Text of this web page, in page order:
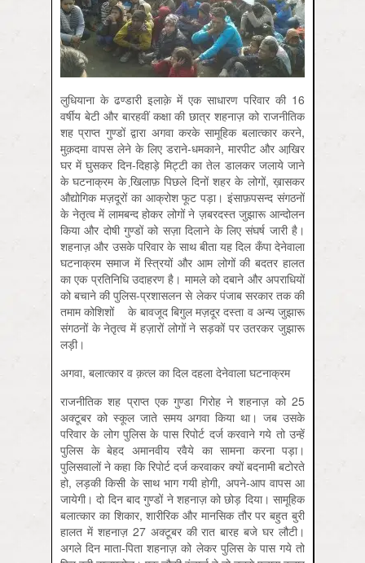
लुधियाना के ढण्डारी इलाक़े में एक साधारण परिवार की 16
वर्षीय बेटी और बारहवीं कक्षा की छात्र शहनाज़ को राजनीतिक
शह प्राप्त गुण्डों द्वारा अगवा करके सामूहिक बलात्कार करने,
मुक़दमा वापस लेने के लिए डराने-धमकाने, मारपीट और आखि़र
घर में घुसकर दिन-दिहाड़े मिट्टी का तेल डालकर जलाये जाने
के घटनाक्रम के खि़लाफ़ पिछले दिनों शहर के लोगों, ख़ासकर
औद्योगिक मज़दूरों का आक्रोश फूट पड़ा। इंसाफ़पसन्द संगठनों
के नेतृत्व में लामबन्द होकर लोगों ने ज़बरदस्त जुझारू आन्दोलन
किया और दोषी गुण्डों को सज़ा दिलाने के लिए संघर्ष जारी है।
शहनाज़ और उसके परिवार के साथ बीता यह दिल कँपा देनेवाला
घटनाक्रम समाज में स्त्रियों और आम लोगों की बदतर हालत
का एक प्रतिनिधि उदाहरण है। मामले को दबाने और अपराधियों
को बचाने की पुलिस-प्रशासलन से लेकर पंजाब सरकार तक की
तमाम कोशिशों के बावजूद बिगुल मज़दूर दस्ता व अन्य जुझारू
संगठनों के नेतृत्व में हज़ारों लोगों ने सड़कों पर उतरकर जुझारू
लड़ी।
अगवा, बलात्कार व क़त्ल का दिल दहला देनेवाला घटनाक्रम
राजनीतिक शह प्राप्त एक गुण्डा गिरोह ने शहनाज़ को 25
अक्टूबर को स्कूल जाते समय अगवा किया था। जब उसके
परिवार के लोग पुलिस के पास रिपोर्ट दर्ज करवाने गये तो उन्हें
पुलिस के बेहद अमानवीय रवैये का सामना करना पड़ा।
पुलिसवालों ने कहा कि रिपोर्ट दर्ज करवाकर क्यों बदनामी बटोरते
हो, लड़की किसी के साथ भाग गयी होगी, अपने-आप वापस आ
जायेगी। दो दिन बाद गुण्डों ने शहनाज़ को छोड़ दिया। सामूहिक
बलात्कार का शिकार, शारीरिक और मानसिक तौर पर बहुत बुरी
हालत में शहनाज़ 27 अक्टूबर की रात बारह बजे घर लौटी।
अगले दिन माता-पिता शहनाज़ को लेकर पुलिस के पास गये तो